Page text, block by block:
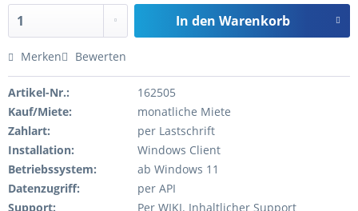
In den Warenkorb
Merken Bewerten
Artikel-Nr.:
162505
Kauf/Miete:
monatliche Miete
Zahlart:
per Lastschrift
Installation:
Windows Client
Betriebssystem:
ab Windows 11
Datenzugriff:
per API
Support:
Per WIKI. Inhaltlicher Support